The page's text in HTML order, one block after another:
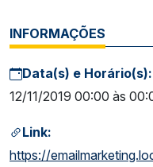
INFORMAÇÕES
Data(s) e Horário(s):
12/11/2019 00:00 às
Link:
https://